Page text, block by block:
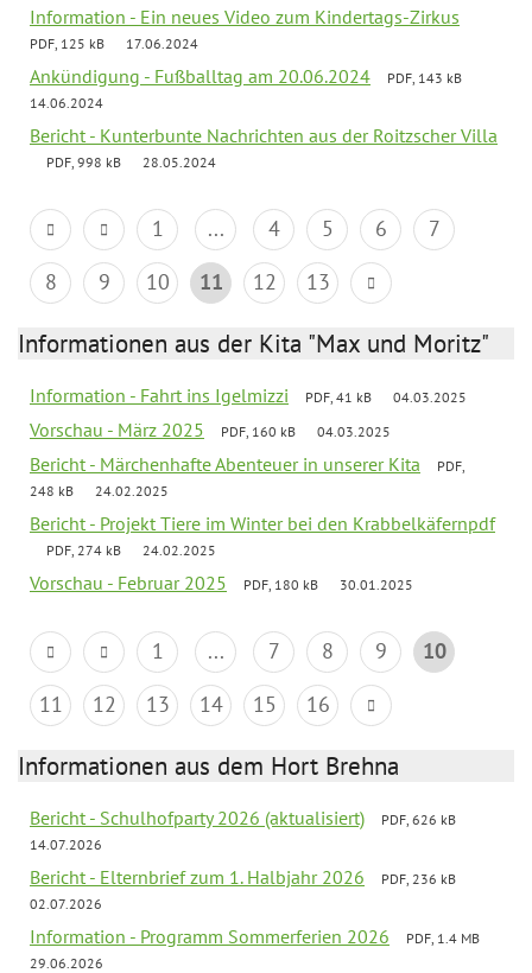
Information - Ein neues Video zum Kindertags-Zirkus
PDF, 125 kB 17.06.2024
Ankündigung - Fußballtag am 20.06.2024
PDF, 143 kB
14.06.2024
Bericht - Kunterbunte Nachrichten aus der Roitzscher Villa
PDF, 998 kB 28.05.2024
1 ... 4 5 6
7
8
9 10 11 12 13
Informationen aus der Kita "Max und Moritz"
Information - Fahrt ins Igelmizzi PDF, 41 kB 04.03.2025
Vorschau - März 2025 PDF, 160 kB 04.03.2025
Bericht - Märchenhafte Abenteuer in unserer Kita
PDF,
248 kB
24.02.2025
Bericht - Projekt Tiere im Winter bei den Krabbelkäfernpdf
PDF, 274 kB 24.02.2025
Vorschau - Februar 2025 PDF, 180 kB 30.01.2025
1 ... 7 8 9
10
11
12 13 14 15 16
Informationen aus dem Hort Brehna
Bericht - Schulhofparty 2026 (aktualisiert)
PDF, 626 kB
14.07.2026
Bericht - Elternbrief zum 1. Halbjahr 2026
PDF, 236 kB
02.07.2026
Information - Programm Sommerferien 2026
PDF, 1.4 MB
29.06.2026